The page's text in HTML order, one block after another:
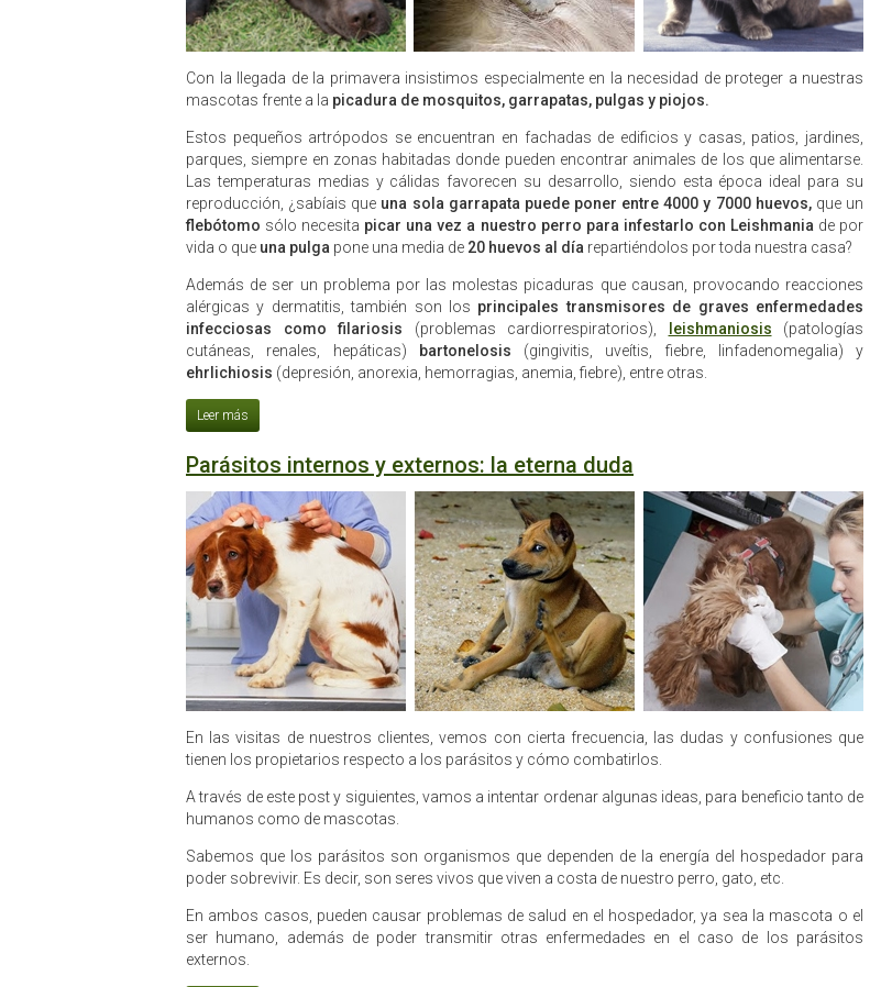
Con la llegada de la primavera insistimos especialmente en la necesidad de proteger a nuestras
mascotas frente a la picadura de mosquitos, garrapatas, pulgas y piojos.
Estos pequeños artrópodos se encuentran en fachadas de edificios y casas, patios, jardines,
parques, siempre en zonas habitadas donde pueden encontrar animales de los que alimentarse.
Las temperaturas medias y cálidas favorecen su desarrollo, siendo esta época ideal para su
reproducción, ¿sabíais que una sola garrapata puede poner entre 4000 y 7000 huevos,que un
flebótomo sólo necesita picar una vez a nuestro perro para infestarlo con Leishmaniade por
vida o que una pulga pone una media de 20 huevos al día repartiéndolos por toda nuestra casa?
Además de ser un problema por las molestas picaduras que causan, provocando reacciones
alérgicas y dermatitis, también son los principales transmisores de graves enfermedades
infecciosas como filariosis (problemas cardiorrespiratorios), leishmaniosis (patologías
cutáneas, renales, hepáticas)
bartonelosis (gingivitis, uveítis, fiebre, linfadenomegalia) y
ehrlichiosis (depresión, anorexia, hemorragias, anemia, fiebre), entre otras.
Parásitos internos y externos: la eterna duda
En las visitas de nuestros clientes, vemos con cierta frecuencia, las dudas y confusiones que
tienen los propietarios respecto a los parásitos y cómo combatirlos.
A través de este post y siguientes, vamos a intentar ordenar algunas ideas, para beneficio tanto de
humanos como de mascotas.
Sabemos que los parásitos son organismos que dependen de la energía del hospedador para
poder sobrevivir. Es decir, son seres vivos que viven a costa de nuestro perro, gato, etc.
En ambos casos, pueden causar problemas de salud en el hospedador, ya sea la mascota o el
ser humano, además de poder transmitir otras enfermedades en el caso de los parásitos
externos.